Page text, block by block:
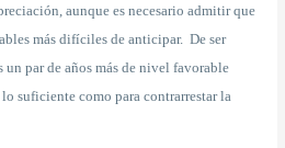
aunque es necesario admitir que
más difíciles de anticipar. De ser
par de años más de nivel favorable
suficiente como para contrarrestar la